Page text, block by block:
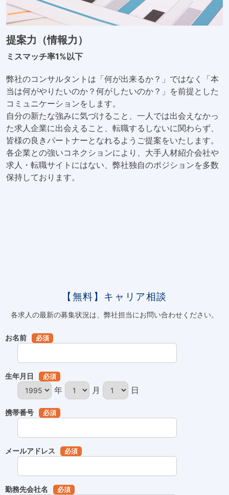
提案力（情報力）
ミスマッチ率1%以下
弊社のコンサルタントは「何が出来るか？」ではなく「本
当は何がやりたいのか？何がしたいのか？」を前提とした
コミュニケーションをします。
自分の新たな強みに気づけること、一人では出会えなかっ
た求人企業に出会えること、転職するしないに関わらず、
皆様の良きパートナーとなれるようご提案をいたします。
各企業との強いコネクションにより、大手人材紹介会社や
求人・転職サイトにはない、弊社独自のポジションを多数
保持しております。
【無料】キャリア相談
各求人の最新の募集状況は、弊社担当にお問い合わせください。
お名前 必須
生年月日 必須
年 月 日
携帯番号 必須
メールアドレス 必須
勤務先会社名 必須